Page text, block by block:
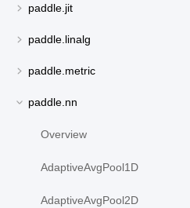
paddle.jit
paddle.linalg
paddle.metric
paddle.nn
Overview
AdaptiveAvgPool1D
AdaptiveAvgPool2D